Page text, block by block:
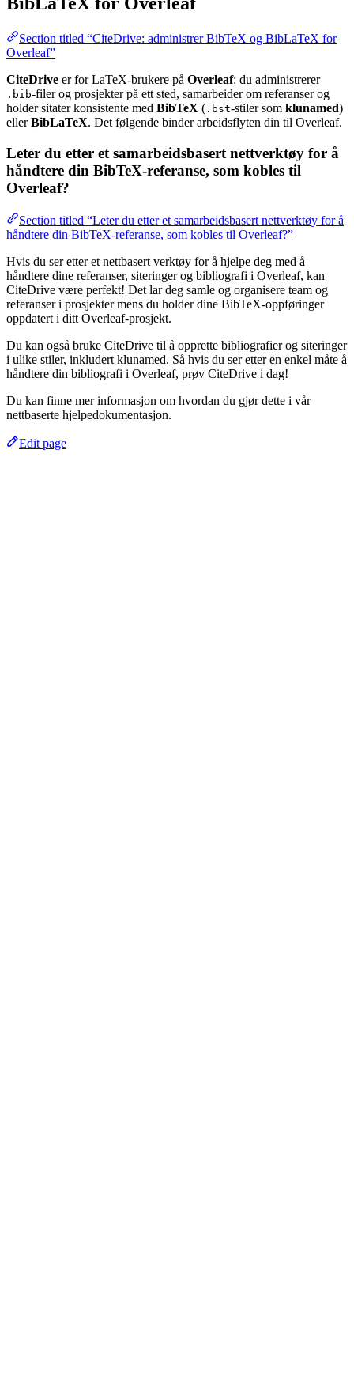
Section titled “CiteDrive: administrer BibTeX og BibLaTeX for
Overleaf”
CiteDrive er for LaTeX-brukere på Overleaf: du administrerer
.bib-filer og prosjekter på ett sted, samarbeider om referanser og
holder sitater konsistente med BibTeX ( .bst-stiler som klunamed)
ellerBibLaTeX. Det følgende binder arbeidsflyten din til Overleaf.
Leter du etter et samarbeidsbasert nettverktøy for å
håndtere din BibTeX-referanse, som kobles til
Overleaf?
Section titled “Leter du etter et samarbeidsbasert nettverktøy for å
håndtere din BibTeX-referanse, som kobles til Overleaf?”
Hvis du ser etter et nettbasert verktøy for å hjelpe deg med å
håndtere dine referanser, siteringer og bibliografi i Overleaf, kan
CiteDrive være perfekt! Det lar deg samle og organisere team og
referanser i prosjekter mens du holder dine BibTeX-oppføringer
oppdatert i ditt Overleaf-prosjekt.
Du kan også bruke CiteDrive til å opprette bibliografier og siteringer
i ulike stiler, inkludert klunamed. Så hvis du ser etter en enkel måte å
håndtere din bibliografi i Overleaf, prøv CiteDrive i dag!
Du kan finne mer informasjon om hvordan du gjør dette i vår
nettbaserte hjelpedokumentasjon.
Edit page